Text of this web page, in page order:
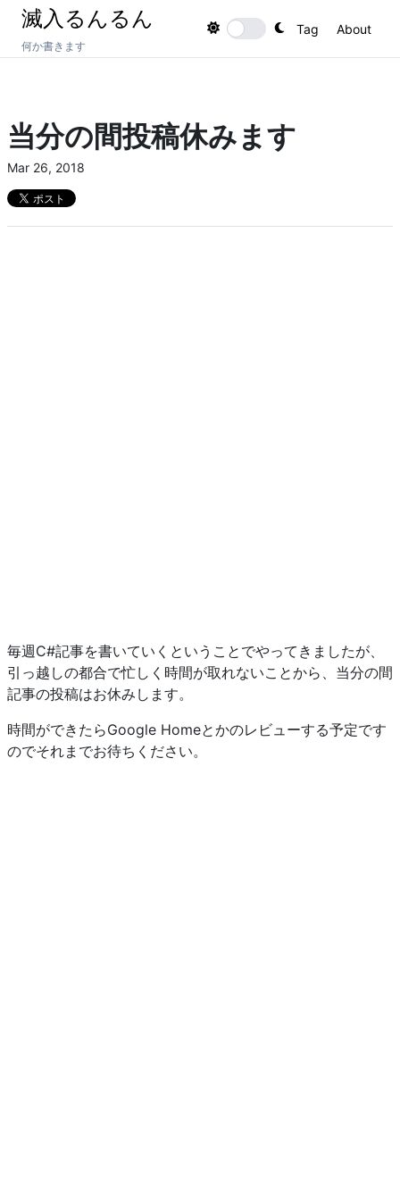
滅入るんるん
何か書きます
Toggle theme
Tag About
当分の間投稿休みます
Mar 26, 2018
毎週C#記事を書いていくということでやってきましたが、
引っ越しの都合で忙しく時間が取れないことから、当分の間
記事の投稿はお休みします。
時間ができたらGoogle Homeとかのレビューする予定です
のでそれまでお待ちください。